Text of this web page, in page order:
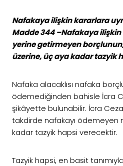
Nafakaya ilişkin kararlara
Madde 344 –Nafakaya
yerine getirmeyen
üzerine, üç aya kadar tazyik
Nafaka alacaklısı nafaka
ödemediğinden bahisle İcra
şikâyette bulunabilir. İcra
takdirde nafakayı ödemeyen
kadar tazyik hapsi verecektir.
Tazyik hapsi, en basit